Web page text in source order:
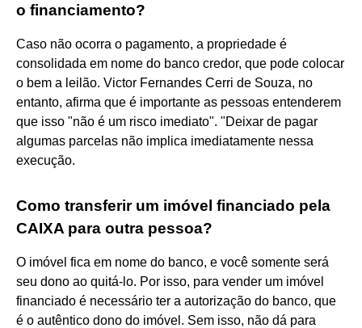
o financiamento?
Caso não ocorra o pagamento, a propriedade é
consolidada em nome do banco credor, que pode colocar
o bem a leilão. Victor Fernandes Cerri de Souza, no
entanto, afirma que é importante as pessoas entenderem
que isso "não é um risco imediato". "Deixar de pagar
algumas parcelas não implica imediatamente nessa
execução.
Como transferir um imóvel financiado pela
CAIXA para outra pessoa?
O imóvel fica em nome do banco, e você somente será
seu dono ao quitá-lo. Por isso, para vender um imóvel
financiado é necessário ter a autorização do banco, que
é o autêntico dono do imóvel. Sem isso, não dá para